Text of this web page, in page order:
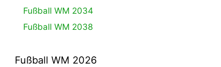
Fußball WM 2034
Fußball WM 2038
Fußball WM 2026